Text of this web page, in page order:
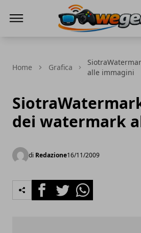
Home Grafica
alle immagini
dei watermark
di Redazione16/11/2009
FacebookTwitterWhatsapp